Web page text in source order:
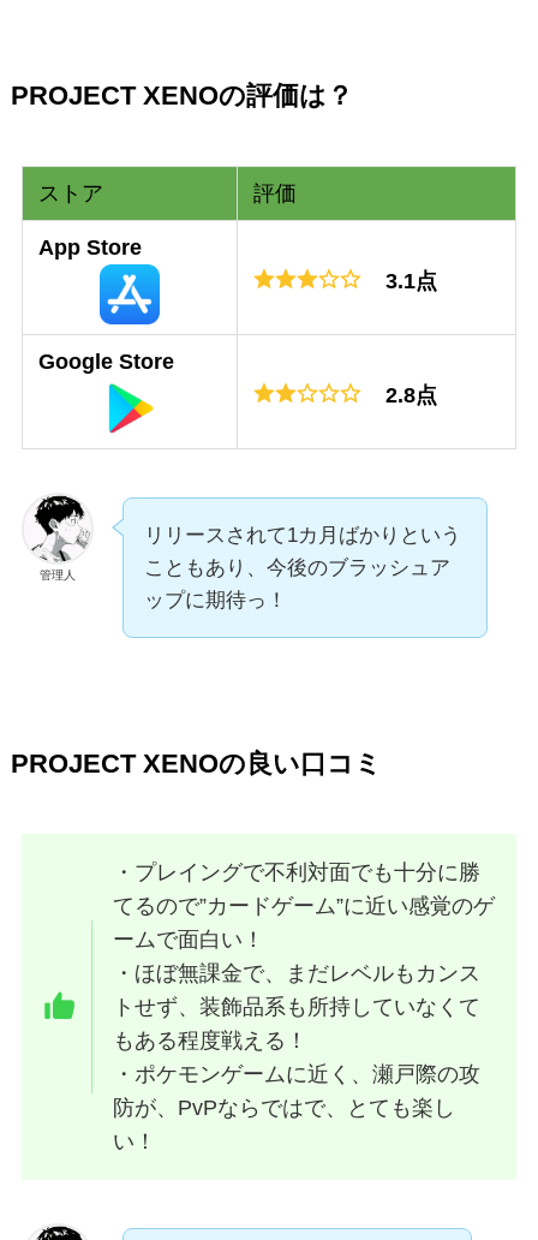
PROJECT XENOの評価は？
ストア 評価
App Store
3.1点
Google Store
2.8点
管理人
リリースされて1カ月ばかりという
こともあり、今後のブラッシュア
ップに期待っ！
PROJECT XENOの良い口コミ
・プレイングで不利対面でも十分に勝
てるので”カードゲーム”に近い感覚のゲ
ームで面白い！
・ほぼ無課金で、まだレベルもカンス
トせず、装飾品系も所持していなくて
もある程度戦える！
・ポケモンゲームに近く、瀬戸際の攻
防が、PvPならではで、とても楽し
い！